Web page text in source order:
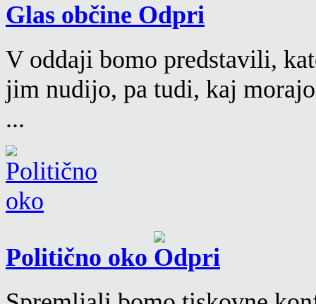
Glas občine
V oddaji bomo predstavili,
jim nudijo, pa tudi, kaj
...
Politično oko